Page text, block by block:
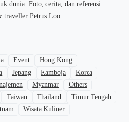
dunia. Foto, cerita, dan referensi
traveller Petrus Loo.
Event
Hong Kong
Jepang Kamboja
Korea
Myanmar
Others
Taiwan Thailand
Timur Tengah
Wisata Kuliner